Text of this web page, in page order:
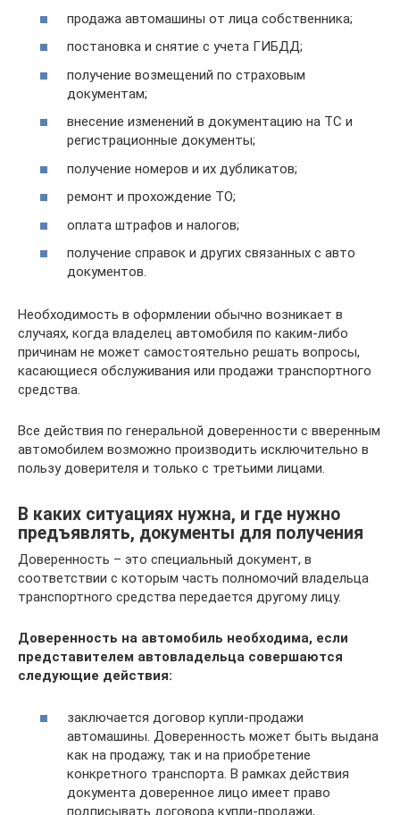
продажа автомашины от лица собственника;
постановка и снятие с учета ГИБДД;
получение возмещений по страховым
документам;
внесение изменений в документацию на ТС и
регистрационные документы;
получение номеров и их дубликатов;
ремонт и прохождение ТО;
оплата штрафов и налогов;
получение справок и других связанных с авто
документов.
Необходимость в оформлении обычно возникает в
случаях, когда владелец автомобиля по каким-либо
причинам не может самостоятельно решать вопросы,
касающиеся обслуживания или продажи транспортного
средства.
Все действия по генеральной доверенности с вверенным
автомобилем возможно производить исключительно в
пользу доверителя и только с третьими лицами.
В каких ситуациях нужна, и где нужно
предъявлять, документы для получения
Доверенность – это специальный документ, в
соответствии с которым часть полномочий владельца
транспортного средства передается другому лицу.
Доверенность на автомобиль необходима, если
представителем автовладельца совершаются
следующие действия:
заключается договор купли-продажи
автомашины. Доверенность может быть выдана
как на продажу, так и на приобретение
конкретного транспорта. В рамках действия
документа доверенное лицо имеет право
подписывать договора купли-продажи,